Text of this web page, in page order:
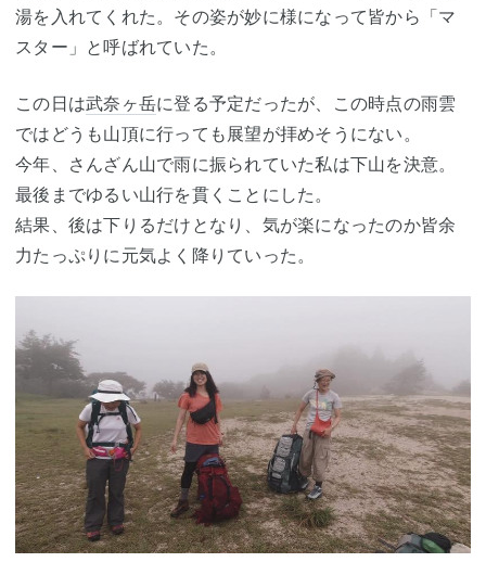
湯を入れてくれた。その姿が妙に様になって皆から「マ
スター」と呼ばれていた。
この日は武奈ヶ岳に登る予定だったが、この時点の雨雲
ではどうも山頂に行っても展望が拝めそうにない。
今年、さんざん山で雨に振られていた私は下山を決意。
最後までゆるい山行を貫くことにした。
結果、後は下りるだけとなり、気が楽になったのか皆余
力たっぷりに元気よく降りていった。